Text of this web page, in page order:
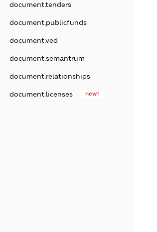
document.tenders
document.publicfunds
document.ved
document.semantrum
document.relationships
document.licenses new!